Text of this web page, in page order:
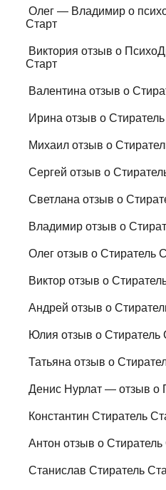
Олег — Владимир о
Старт
Виктория отзыв о
Старт
Валентина отзыв о
Ирина отзыв о
Михаил отзыв о
Сергей отзыв о
Светлана отзыв о
Владимир отзыв о
Олег отзыв о Стиратель
Виктор отзыв о
Андрей отзыв о
Юлия отзыв о Стиратель
Татьяна отзыв о
Денис Нурлат — отзыв о
Константин Стиратель
Антон отзыв о Стиратель
Станислав Стиратель